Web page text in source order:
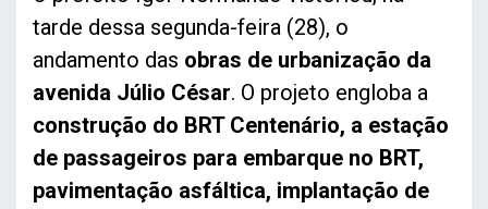
tarde dessa segunda-feira (28), o
andamento das obras de urbanização da
avenida Júlio César. O projeto engloba a
construção do BRT Centenário, a estação
de passageiros para embarque no BRT,
pavimentação asfáltica, implantação de